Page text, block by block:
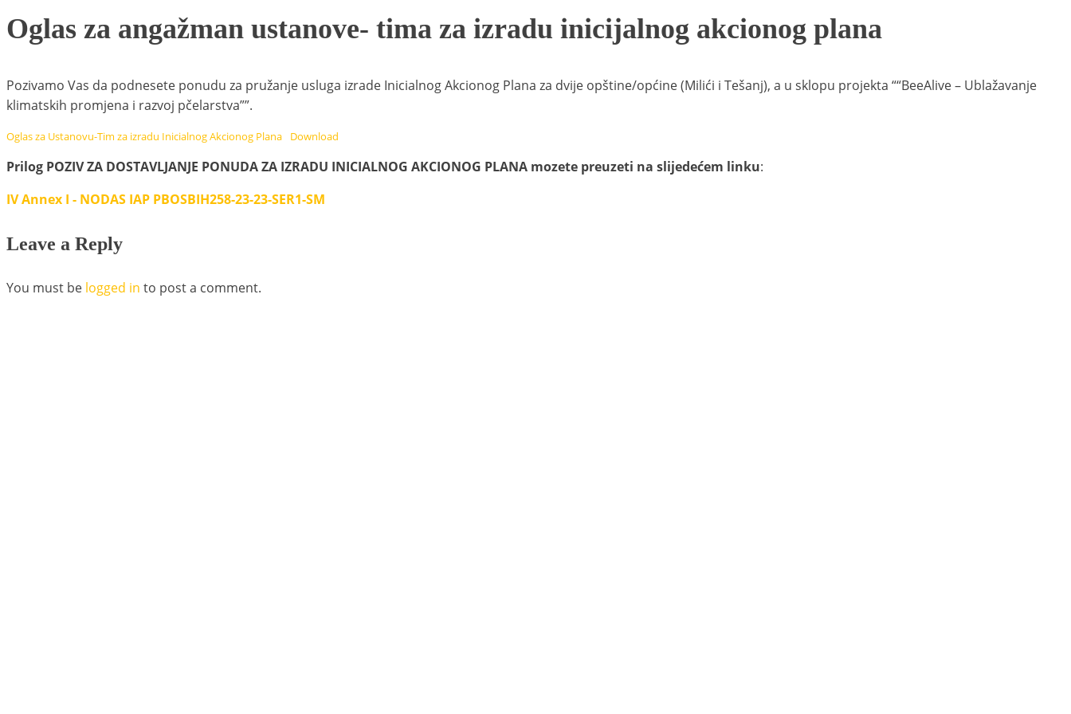
Oglas za angažman ustanove- tima za izradu inicijalnog akcionog plana
Pozivamo Vas da podnesete ponudu za pružanje usluga izrade Inicialnog Akcionog Plana za dvije opštine/općine (Milići i Tešanj), a u sklopu projekta ““BeeAlive – Ublažavanje
klimatskih promjena i razvoj pčelarstva””.
Oglas za Ustanovu-Tim za izradu Inicialnog Akcionog Plana Download
Prilog POZIV ZA DOSTAVLJANJE PONUDA ZA IZRADU INICIALNOG AKCIONOG PLANA mozete preuzeti na slijedećem linku:
IV Annex I - NODAS IAP PBOSBIH258-23-23-SER1-SM
Leave a Reply
You must be logged in to post a comment.